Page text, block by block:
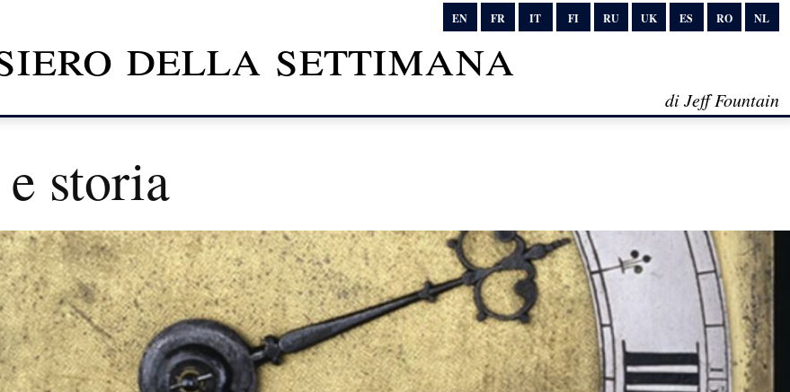
EN FR IT FI RU UK ES RO NL
della settimana
di Jeff Fountain
storia